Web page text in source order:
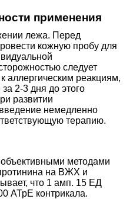
применения
лежа. Перед
кожную пробу для
следует
аллергическим реакциям,
2-3 дня до этого
развитии
немедленно
терапию.
методами
на ВЖХ и
что 1 амп. 15 ЕД
АТрЕ контрикала.